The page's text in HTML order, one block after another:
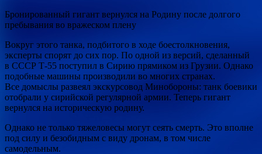
Бронированный гигант вернулся на Родину после долгого
пребывания во вражеском плену
Вокруг этого танка, подбитого в ходе боестолкновения,
эксперты спорят до сих пор. По одной из версий, сделанный
в СССР Т-55 поступил в Сирию прямиком из Грузии. Однако
подобные машины производили во многих странах.
Все домыслы развеял экскурсовод Минобороны: танк боевики
отобрали у сирийской регулярной армии. Теперь гигант
вернулся на историческую родину.
Однако не только тяжеловесы могут сеять смерть. Это вполне
под силу и безобидным с виду дронам, в том числе
самодельным.